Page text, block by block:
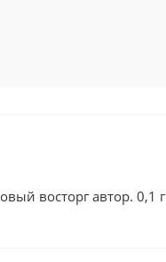
восторг автор. 0,1 г